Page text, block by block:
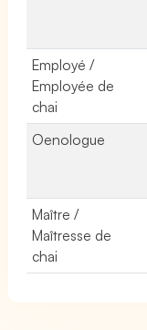
Employé /
Employée de
chai
Oenologue
Maître /
Maîtresse de
chai